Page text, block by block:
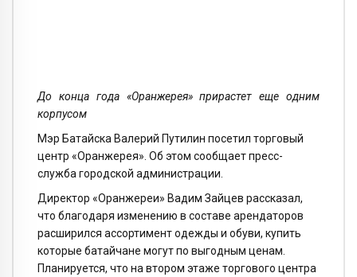
До конца года «Оранжерея» прирастет еще одним
корпусом
Мэр Батайска Валерий Путилин посетил торговый
центр «Оранжерея». Об этом сообщает пресс-
служба городской администрации.
Директор «Оранжереи» Вадим Зайцев рассказал,
что благодаря изменению в составе арендаторов
расширился ассортимент одежды и обуви, купить
которые батайчане могут по выгодным ценам.
Планируется, что на втором этаже торгового центра